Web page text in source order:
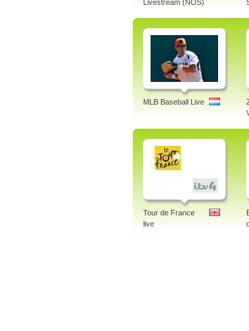
Livestream (NOS)
MLB Baseball Live
Tour de France
live